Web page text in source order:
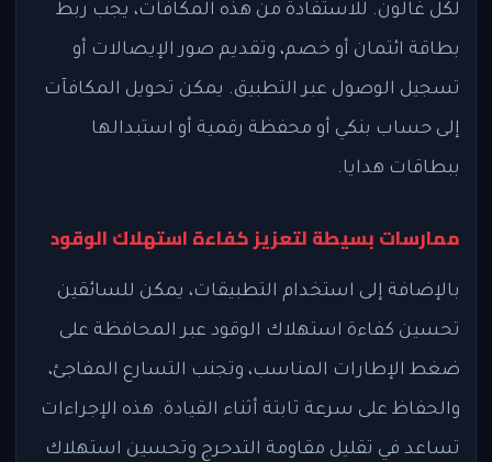
لكل غالون. للاستفادة من هذه المكافآت، يجب ربط
بطاقة ائتمان أو خصم، وتقديم صور الإيصالات أو
تسجيل الوصول عبر التطبيق. يمكن تحويل المكافآت
إلى حساب بنكي أو محفظة رقمية أو استبدالها
ببطاقات هدايا.
ممارسات بسيطة لتعزيز كفاءة استهلاك الوقود
بالإضافة إلى استخدام التطبيقات، يمكن للسائقين
تحسين كفاءة استهلاك الوقود عبر المحافظة على
ضغط الإطارات المناسب، وتجنب التسارع المفاجئ،
والحفاظ على سرعة ثابتة أثناء القيادة. هذه الإجراءات
تساعد في تقليل مقاومة التدحرج وتحسين استهلاك